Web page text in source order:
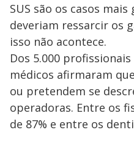
SUS são os casos
deveriam ressarcir os
isso não acontece.
Dos 5.000
médicos afirmaram
ou pretendem se
operadoras. Entre os
de 87% e entre os